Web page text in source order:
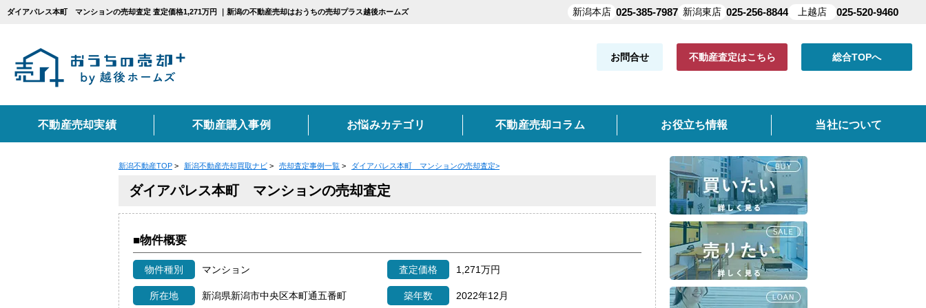
ダイアパレス本町 マンションの売却査定 査定価格1,271万円 ｜新潟の不動産売却はおうちの売却プラス越後ホームズ
お問合せ 不動産査定はこちら 総合TOPへ
不動産売却実績
エリアから不動産売却実績を探す
新潟市 上越市 新発田市・聖籠町 妙高市 東京・神奈川・埼玉・千葉
戸建て マンション 土地 収益物件
不動産購入事例 お悩みカテゴリ
カテゴリ別お悩み一覧
相続 住み替え 買取 空き家 離婚 任意売却 事故物件 共有持分
不動産売却コラム お役立ち情報
不動産売却に関するお役立ち情報
売却の流れ 仲介と買取の違い 不動産売却時の諸費用 高く売るポイント よくある質問 仲介手数料について
売却クイック査定とは
コンテンツ一覧
当社について
新潟不動産TOP > 新潟不動産売却買取ナビ > 売却査定事例一覧 > ダイアパレス本町 マンションの売却査定>
ダイアパレス本町 マンションの売却査定
■物件概要
物件種別 マンション 査定価格 1,271万円
所在地 新潟県新潟市中央区本町通五番町 築年数 2022年12月
新潟本店 025-385-7987 新潟東店 025-256-8844 上越店 025-520-9460